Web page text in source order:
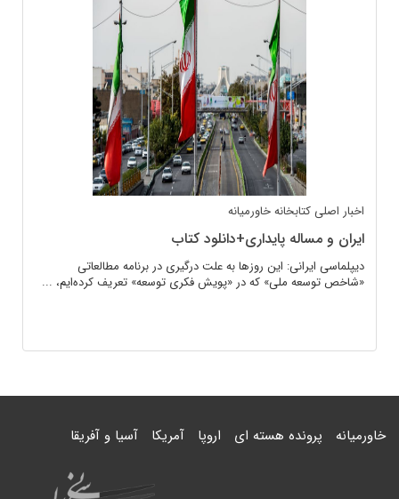
اخبار اصلی کتابخانهخاورمیانه
ایران و مساله پایداری+دانلود کتاب
دیپلماسی ایرانی: این روزها به علت درگیری در برنامه مطالعاتی
«شاخص توسعه ملی» که در «پویش فکری توسعه» تعریف کرده‌ایم، ...
خاورمیانه پرونده هسته ای اروپا آمریکا آسیا و آفریقا